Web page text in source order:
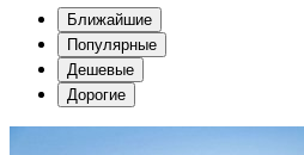
Ближайшие
Популярные
Дешевые
Дорогие